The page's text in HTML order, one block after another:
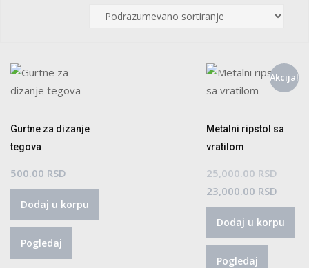
Gurtne za dizanje
tegova
500.00 RSD
Dodaj u korpu
Pogledaj
Akcija!
Metalni ripstol sa
vratilom
25,000.00RSD
je
bila:
23,000.00 RSD
cena
je:
Dodaj u korpu
Pogledaj